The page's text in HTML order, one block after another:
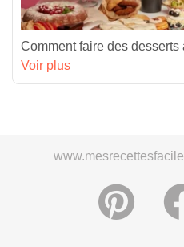
Comment faire des
Voir plus